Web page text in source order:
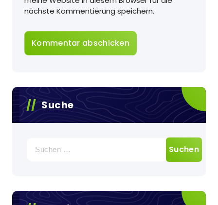
nächste Kommentierung speichern.
Suche
nach: